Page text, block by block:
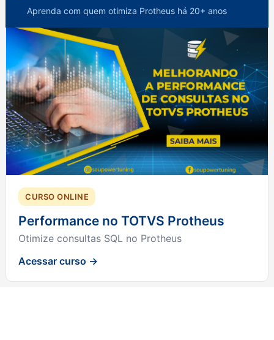
Aprenda com quem otimiza Protheus há 20+ anos
CURSO ONLINE
Performance no TOTVS Protheus
Otimize consultas SQL no Protheus
Acessar curso →